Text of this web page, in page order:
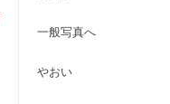
一般写真へ
やおい